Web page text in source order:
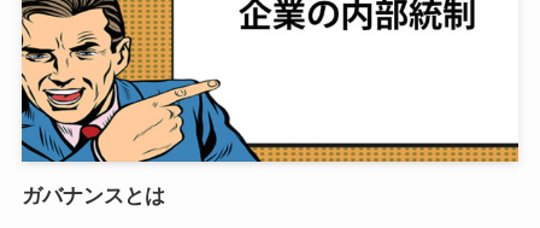
ガバナンスとは